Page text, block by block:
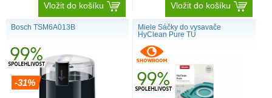
Vložit do košíku Vložit do košíku
Bosch TSM6A013B
-31%
Miele Sáčky do vysavače
HyClean Pure TU